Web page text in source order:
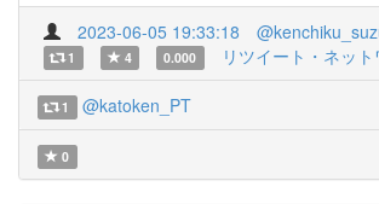
2023-06-05 19:33:18
1 4 0.000 リツイート・ネッ
1 @katoken_PT
0